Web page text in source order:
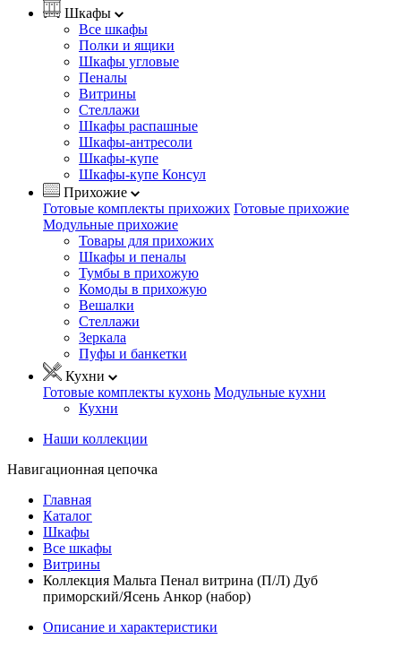
Шкафы
Все шкафы
Полки и ящики
Шкафы угловые
Пеналы
Витрины
Стеллажи
Шкафы распашные
Шкафы-антресоли
Шкафы-купе
Шкафы-купе Консул
Прихожие
Готовые комплекты прихожих Готовые прихожие
Модульные прихожие
Товары для прихожих
Шкафы и пеналы
Тумбы в прихожую
Комоды в прихожую
Вешалки
Стеллажи
Зеркала
Пуфы и банкетки
Кухни
Готовые комплекты кухонь Модульные кухни
Кухни
Наши коллекции
Навигационная цепочка
Главная
Каталог
Шкафы
Все шкафы
Витрины
Коллекция Мальта Пенал витрина (П/Л) Дуб
приморский/Ясень Анкор (набор)
Описание и характеристики